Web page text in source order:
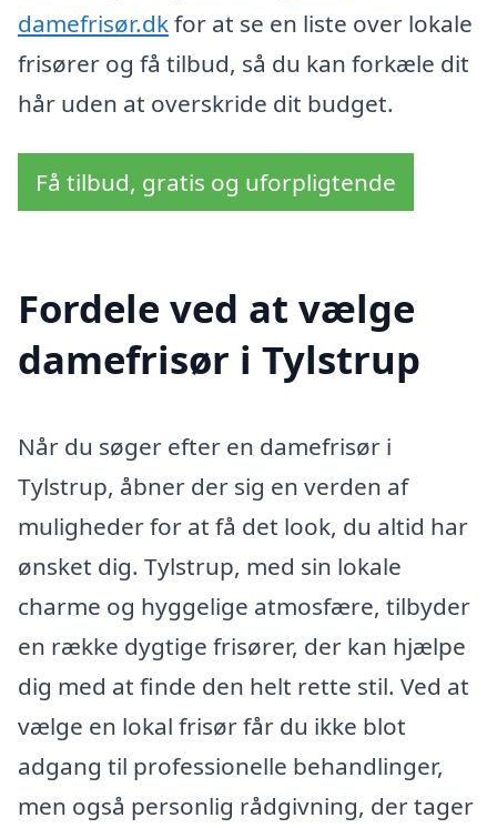
damefrisør.dkfor at se en liste over lokale
frisører og få tilbud, så du kan forkæle dit
hår uden at overskride dit budget.
Få tilbud, gratis og uforpligtende
Fordele ved at vælge
damefrisør i Tylstrup
Når du søger efter en damefrisør i
Tylstrup, åbner der sig en verden af
muligheder for at få det look, du altid har
ønsket dig. Tylstrup, med sin lokale
charme og hyggelige atmosfære, tilbyder
en række dygtige frisører, der kan hjælpe
dig med at finde den helt rette stil. Ved at
vælge en lokal frisør får du ikke blot
adgang til professionelle behandlinger,
men også personlig rådgivning, der tager